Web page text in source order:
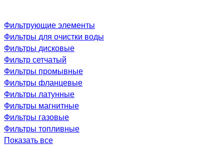
Фильтрующие элементы
Фильтры для очистки воды
Фильтры дисковые
Фильтр сетчатый
Фильтры промывные
Фильтры фланцевые
Фильтры латунные
Фильтры магнитные
Фильтры газовые
Фильтры топливные
Показать все